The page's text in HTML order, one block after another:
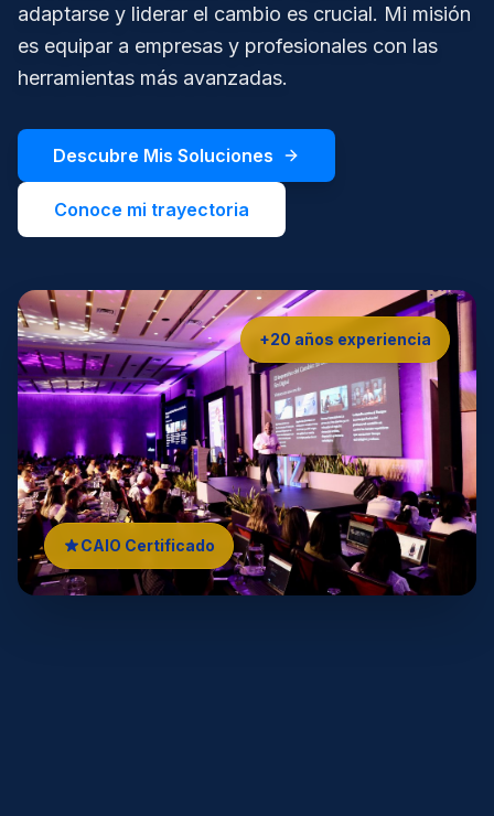
adaptarse y liderar el cambio es crucial. Mi misión
es equipar a empresas y profesionales con las
herramientas más avanzadas.
Descubre Mis Soluciones
Conoce mi trayectoria
+20 años experiencia
CAIO Certificado